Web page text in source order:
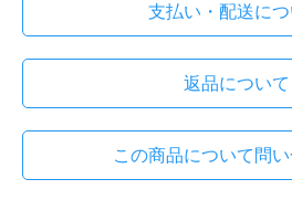
支払い・配送につ
返品について
この商品について問